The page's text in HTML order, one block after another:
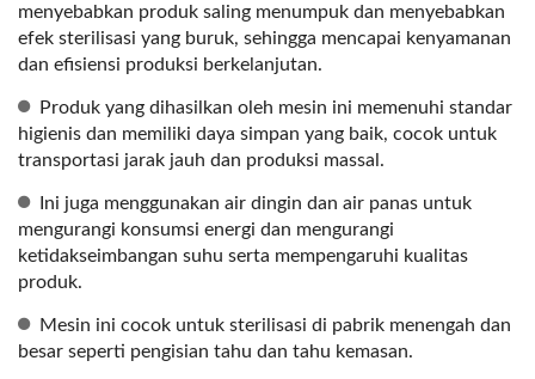
menyebabkan produk saling menumpuk dan menyebabkan
efek sterilisasi yang buruk, sehingga mencapai kenyamanan
dan efisiensi produksi berkelanjutan.
Produk yang dihasilkan oleh mesin ini memenuhi standar
higienis dan memiliki daya simpan yang baik, cocok untuk
transportasi jarak jauh dan produksi massal.
Ini juga menggunakan air dingin dan air panas untuk
mengurangi konsumsi energi dan mengurangi
ketidakseimbangan suhu serta mempengaruhi kualitas
produk.
Mesin ini cocok untuk sterilisasi di pabrik menengah dan
besar seperti pengisian tahu dan tahu kemasan.